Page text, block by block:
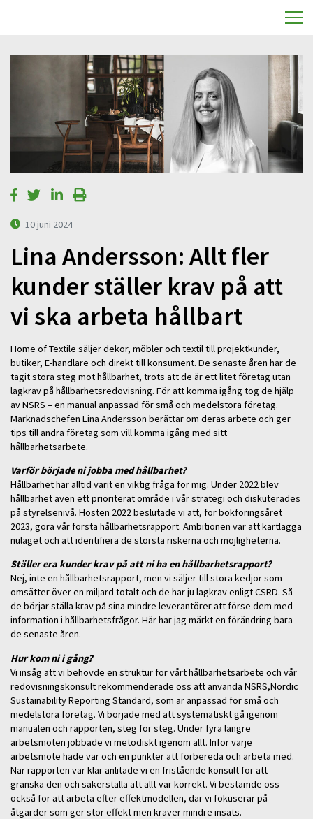
10 juni 2024
Lina Andersson: Allt fler
kunder ställer krav på att
vi ska arbeta hållbart
Home of Textile säljer dekor, möbler och textil till projektkunder,
butiker, E-handlare och direkt till konsument. De senaste åren har de
tagit stora steg mot hållbarhet, trots att de är ett litet företag utan
lagkrav på hållbarhetsredovisning. För att komma igång tog de hjälp
av NSRS – en manual anpassad för små och medelstora företag.
Marknadschefen Lina Andersson berättar om deras arbete och ger
tips till andra företag som vill komma igång med sitt
hållbarhetsarbete.
Varför började ni jobba med hållbarhet?
Hållbarhet har alltid varit en viktig fråga för mig. Under 2022 blev
hållbarhet även ett prioriterat område i vår strategi och diskuterades
på styrelsenivå. Hösten 2022 beslutade vi att, för bokföringsåret
2023, göra vår första hållbarhetsrapport. Ambitionen var att kartlägga
nuläget och att identifiera de största riskerna och möjligheterna.
Ställer era kunder krav på att ni ha en hållbarhetsrapport?
Nej, inte en hållbarhetsrapport, men vi säljer till stora kedjor som
omsätter över en miljard totalt och de har ju lagkrav enligt CSRD. Så
de börjar ställa krav på sina mindre leverantörer att förse dem med
information i hållbarhetsfrågor. Här har jag märkt en förändring bara
de senaste åren.
Hur kom ni i gång?
Vi insåg att vi behövde en struktur för vårt hållbarhetsarbete och vår
redovisningskonsult rekommenderade oss att använda NSRS,Nordic
Sustainability Reporting Standard, som är anpassad för små och
medelstora företag. Vi började med att systematiskt gå igenom
manualen och rapporten, steg för steg. Under fyra längre
arbetsmöten jobbade vi metodiskt igenom allt. Inför varje
arbetsmöte hade var och en punkter att förbereda och arbeta med.
När rapporten var klar anlitade vi en fristående konsult för att
granska den och säkerställa att allt var korrekt. Vi bestämde oss
också för att arbeta efter effektmodellen, där vi fokuserar på
åtgärder som ger stor effekt men kräver mindre insats.